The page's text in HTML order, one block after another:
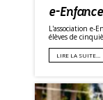
e-
L'association e-
élèves de
LIRE LA SUITE…